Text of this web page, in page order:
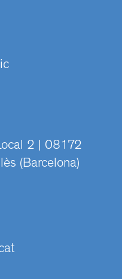
2 | 08172
(Barcelona)